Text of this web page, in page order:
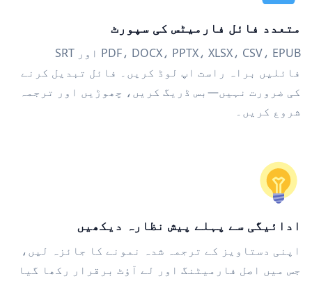
متعدد فائل فارمیٹس کی سپورٹ
PDF، DOCX، PPTX، XLSX، CSV، EPUB اور SRT
فائلیں براہ راست اپ لوڈ کریں۔ فائل تبدیل کرنے
کی ضرورت نہیں—بس ڈریگ کریں، چھوڑیں اور ترجمہ
شروع کریں۔
ادائیگی سے پہلے پیش نظارہ دیکھیں
اپنی دستاویز کے ترجمہ شدہ نمونے کا جائزہ لیں،
جس میں اصل فارمیٹنگ اور لے آؤٹ برقرار رکھا گیا